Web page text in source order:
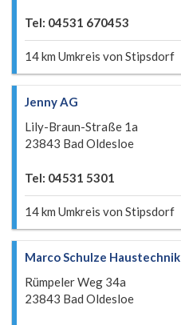
Tel: 04531 670453
14 km Umkreis von Stipsdorf
Jenny AG
Lily-Braun-Straße 1a
23843 Bad Oldesloe
Tel: 04531 5301
14 km Umkreis von Stipsdorf
Marco Schulze Haustechnik
Rümpeler Weg 34a
23843 Bad Oldesloe